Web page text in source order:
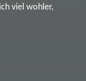
viel wohler,